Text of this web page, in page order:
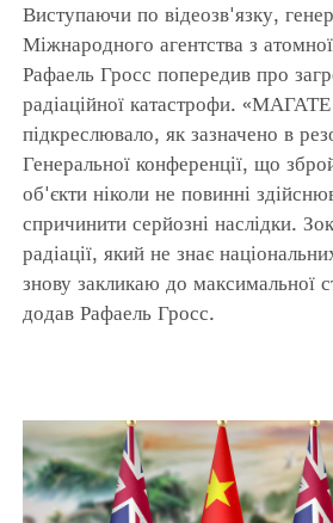
Виступаючи по відеозв'язку,
Міжнародного агентства з
Рафаель Гросс попередив про
радіаційної катастрофи. «МАГАТЕ
підкреслювало, як зазначено в
Генеральної конференції, що
об'єкти ніколи не повинні
спричинити серйозні наслідки.
радіації, який не знає
знову закликаю до максимальної
додав Рафаель Гросс.